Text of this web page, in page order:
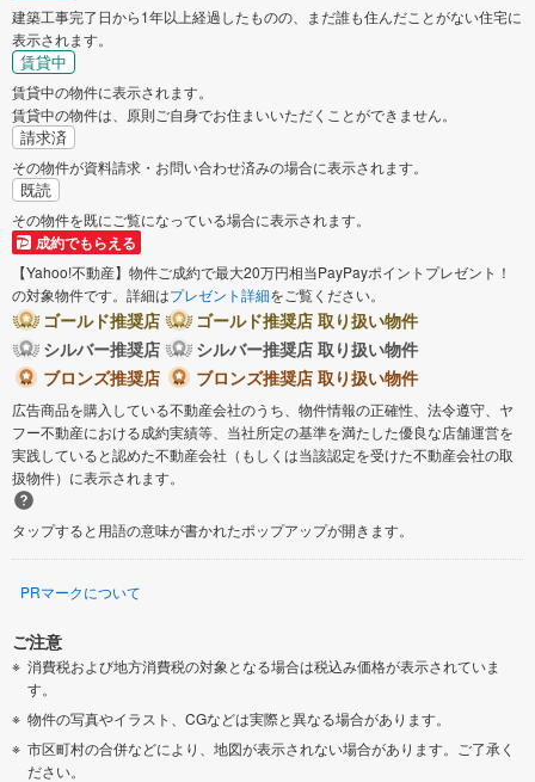
建築工事完了日から1年以上経過したものの、まだ誰も住んだことがない住宅に
表示されます。
賃貸中
賃貸中の物件に表示されます。
賃貸中の物件は、原則ご自身でお住まいいただくことができません。
請求済
その物件が資料請求・お問い合わせ済みの場合に表示されます。
既読
その物件を既にご覧になっている場合に表示されます。
成約でもらえる
【Yahoo!不動産】物件ご成約で最大20万円相当PayPayポイントプレゼント！
の対象物件です。詳細はプレゼント詳細をご覧ください。
ゴールド推奨店
ゴールド推奨店 取り扱い物件
シルバー推奨店
シルバー推奨店 取り扱い物件
ブロンズ推奨店
ブロンズ推奨店 取り扱い物件
広告商品を購入している不動産会社のうち、物件情報の正確性、法令遵守、ヤ
フー不動産における成約実績等、当社所定の基準を満たした優良な店舗運営を
実践していると認めた不動産会社（もしくは当該認定を受けた不動産会社の取
扱物件）に表示されます。
タップすると用語の意味が書かれたポップアップが開きます。
PRマークについて
ご注意
消費税および地方消費税の対象となる場合は税込み価格が表示されていま
す。
物件の写真やイラスト、CGなどは実際と異なる場合があります。
市区町村の合併などにより、地図が表示されない場合があります。ご了承く
ださい。